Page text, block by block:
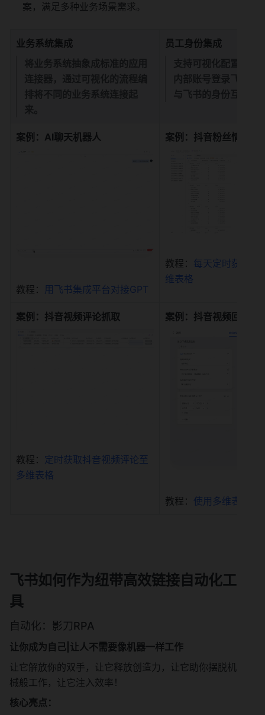
案，满足多种业务场景需求。
业务系统集成
员工身份集成
案例：AI聊天机器人
教程： 用飞书集成平台对接GPT
案例：抖音粉丝情况抓
教程： 每天定时获取抖
维表格
案例：抖音视频评论抓取
教程： 定时获取抖音视频评论至
多维表格
案例：抖音视频回复
教程： 使用多维表格回
飞书如何作为纽带高效链接自动化工
具
自动化：影刀RPA
让你成为自己|让人不需要像机器一样工作
让它解放你的双手，让它释放创造力，让它助你摆脱机
械般工作，让它注入效率！
核心亮点：